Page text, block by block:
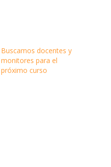
Buscamos docentes y
monitores para el
próximo curso